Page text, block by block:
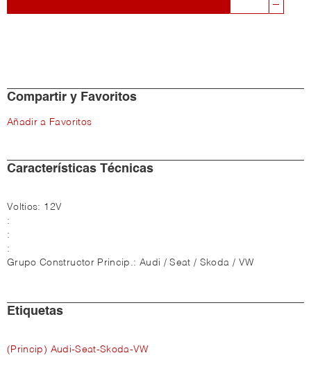
Compartir y Favoritos
Añadir a Favoritos
Características Técnicas
Voltios: 12V
:
:
:
Grupo Constructor Princip.: Audi / Seat / Skoda / VW
Etiquetas
(Princip) Audi-Seat-Skoda-VW